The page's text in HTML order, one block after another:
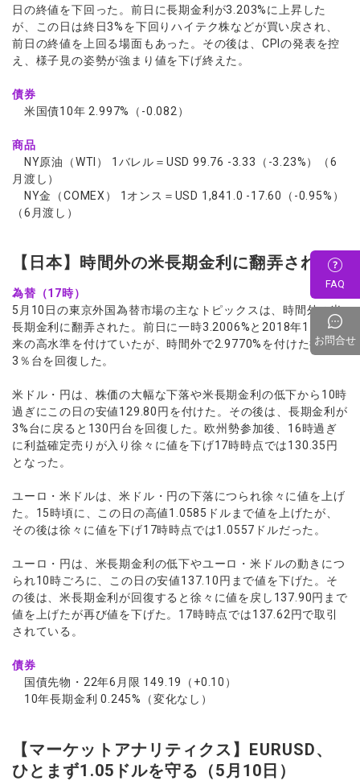
日の終値を下回った。前日に長期金利が3.203%に上昇した
が、この日は終日3%を下回りハイテク株などが買い戻され、
前日の終値を上回る場面もあった。その後は、CPIの発表を控
え、様子見の姿勢が強まり値を下げ終えた。
債券
米国債10年 2.997%（-0.082）
商品
NY原油（WTI） 1バレル＝USD 99.76 -3.33（-3.23%）（6
月渡し）
NY金（COMEX） 1オンス＝USD 1,841.0 -17.60（-0.95%）
（6月渡し）
【日本】時間外の米長期金利に翻弄される
為替（17時）
5月10日の東京外国為替市場の主なトピックスは、時間外の米
長期金利に翻弄された。前日に一時3.2006%と2018年11月以
来の高水準を付けていたが、時間外で2.9770%を付けた後は、
3％台を回復した。
米ドル・円は、株価の大幅な下落や米長期金利の低下から10時
過ぎにこの日の安値129.80円を付けた。その後は、長期金利が
3%台に戻ると130円台を回復した。欧州勢参加後、16時過ぎ
に利益確定売りが入り徐々に値を下げ17時時点では130.35円
となった。
ユーロ・米ドルは、米ドル・円の下落につられ徐々に値を上げ
た。15時頃に、この日の高値1.0585ドルまで値を上げたが、
その後は徐々に値を下げ17時時点では1.0557ドルだった。
ユーロ・円は、米長期金利の低下やユーロ・米ドルの動きにつ
られ10時ごろに、この日の安値137.10円まで値を下げた。そ
の後は、米長期金利が回復すると徐々に値を戻し137.90円まで
値を上げたが再び値を下げた。17時時点では137.62円で取引
されている。
債券
国債先物・22年6月限 149.19（+0.10）
10年長期金利 0.245%（変化なし）
【マーケットアナリティクス】EURUSD、
ひとまず1.05ドルを守る（5月10日）
FAQ
お問合せ